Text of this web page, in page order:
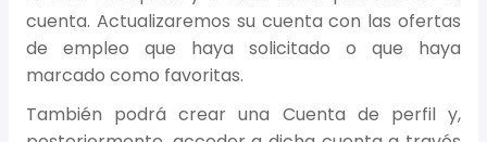
cuenta. Actualizaremos su cuenta con las ofertas
de empleo que haya solicitado o que haya
marcado como favoritas.
También podrá crear una Cuenta de perfil y,